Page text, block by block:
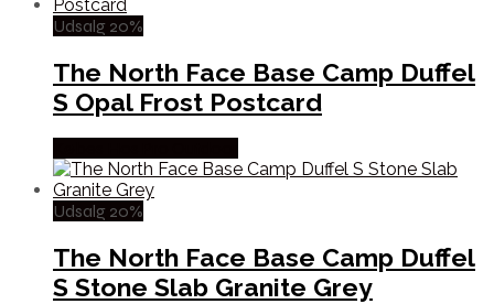
Udsalg 20%
The North Face Base Camp Duffel
S Opal Frost Postcard
Udsalg 20%
The North Face Base Camp Duffel
S Stone Slab Granite Grey